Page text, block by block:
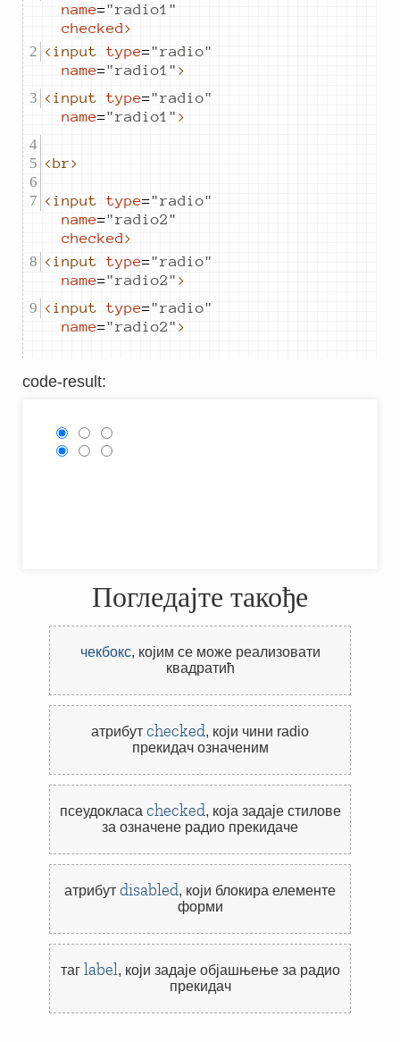
name="radio1 "
checked>
<input type="radio"
name="radio1 " >
<input type="radio"
name="radio1 " >
<br>
<input type="radio"
name="radio2"
checked>
<input type="radio"
name="radio2" >
<input type="radio"
name="radio2" >
code-result:
Погледајте такође
чекбокс, којим се може реализовати
квадратић
атрибут checked, који чини radio
прекидач означеним
псеудокласа checked, која задаје стилове
за означене радио прекидаче
атрибут disabled, који блокира елементе
форми
таг label, који задаје објашњење за радио
прекидач